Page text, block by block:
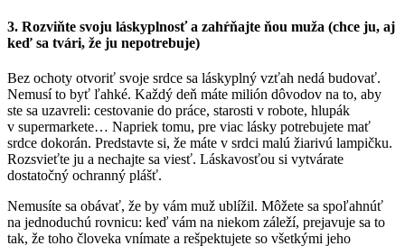
3. Rozviňte svoju láskyplnosť a zahŕňajte ňou muža (chce ju, aj
keď sa tvári, že ju nepotrebuje)
Bez ochoty otvoriť svoje srdce sa láskyplný vzťah nedá budovať.
Nemusí to byť ľahké. Každý deň máte milión dôvodov na to, aby
ste sa uzavreli: cestovanie do práce, starosti v robote, hlupák
v supermarkete… Napriek tomu, pre viac lásky potrebujete mať
srdce dokorán. Predstavte si, že máte v srdci malú žiarivú lampičku.
Rozsvieťte ju a nechajte sa viesť. Láskavosťou si vytvárate
dostatočný ochranný plášť.
Nemusíte sa obávať, že by vám muž ublížil. Môžete sa spoľahnúť
na jednoduchú rovnicu: keď vám na niekom záleží, prejavuje sa to
tak, že toho človeka vnímate a rešpektujete so všetkými jeho